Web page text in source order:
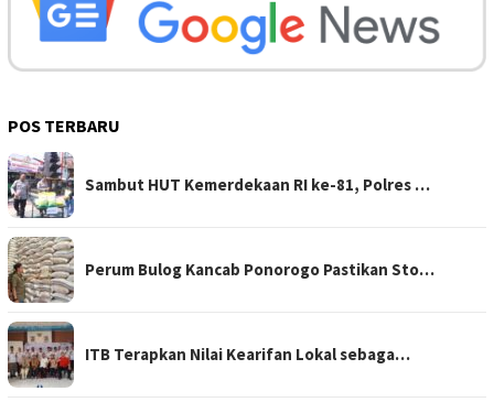
POS TERBARU
Sambut HUT Kemerdekaan RI ke-81, Polres …
Perum Bulog Kancab Ponorogo Pastikan Sto…
ITB Terapkan Nilai Kearifan Lokal sebaga…